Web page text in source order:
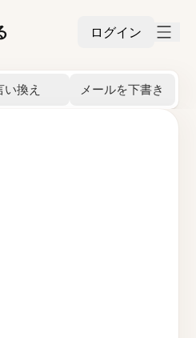
ログイン
い換え メールを下書き